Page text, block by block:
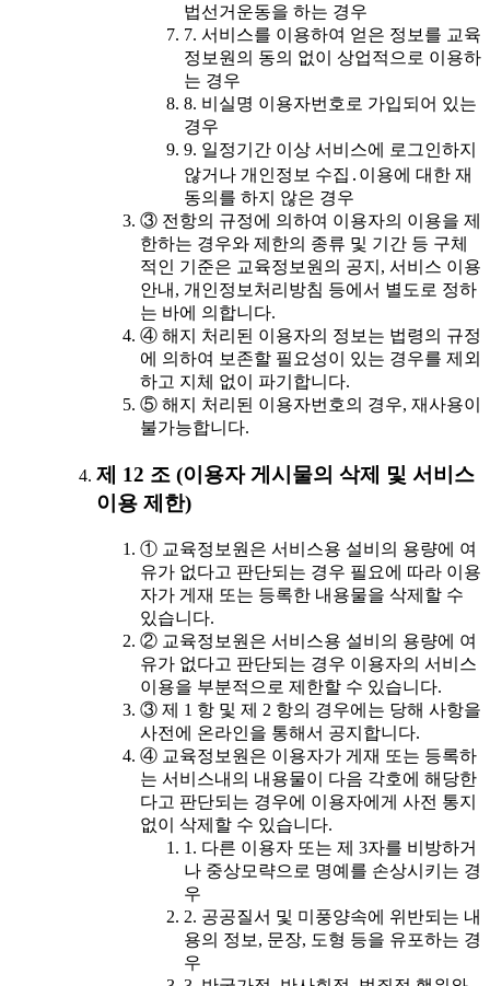
법선거운동을 하는 경우
7. 서비스를 이용하여 얻은 정보를 교육
정보원의 동의 없이 상업적으로 이용하
는 경우
8. 비실명 이용자번호로 가입되어 있는
경우
9. 일정기간 이상 서비스에 로그인하지
않거나 개인정보 수집․이용에 대한 재
동의를 하지 않은 경우
③ 전항의 규정에 의하여 이용자의 이용을 제
한하는 경우와 제한의 종류 및 기간 등 구체
적인 기준은 교육정보원의 공지, 서비스 이용
안내, 개인정보처리방침 등에서 별도로 정하
는 바에 의합니다.
④ 해지 처리된 이용자의 정보는 법령의 규정
에 의하여 보존할 필요성이 있는 경우를 제외
하고 지체 없이 파기합니다.
⑤ 해지 처리된 이용자번호의 경우, 재사용이
불가능합니다.
제 12 조 (이용자 게시물의 삭제 및 서비스
이용 제한)
① 교육정보원은 서비스용 설비의 용량에 여
유가 없다고 판단되는 경우 필요에 따라 이용
자가 게재 또는 등록한 내용물을 삭제할 수
있습니다.
② 교육정보원은 서비스용 설비의 용량에 여
유가 없다고 판단되는 경우 이용자의 서비스
이용을 부분적으로 제한할 수 있습니다.
③ 제 1 항 및 제 2 항의 경우에는 당해 사항을
사전에 온라인을 통해서 공지합니다.
④ 교육정보원은 이용자가 게재 또는 등록하
는 서비스내의 내용물이 다음 각호에 해당한
다고 판단되는 경우에 이용자에게 사전 통지
없이 삭제할 수 있습니다.
1. 다른 이용자 또는 제 3자를 비방하거
나 중상모략으로 명예를 손상시키는 경
우
2. 공공질서 및 미풍양속에 위반되는 내
용의 정보, 문장, 도형 등을 유포하는 경
우